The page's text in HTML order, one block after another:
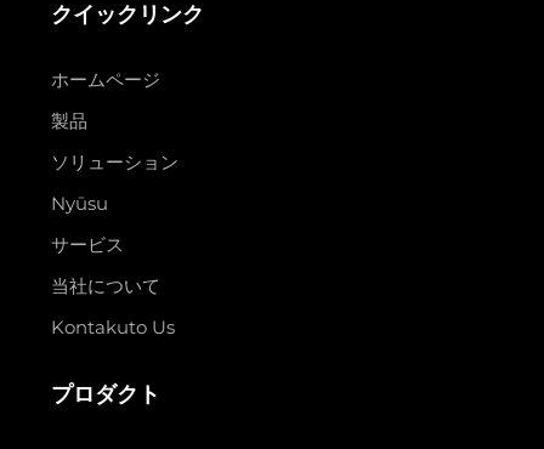
クイックリンク
ホームページ
製品
ソリューション
Nyūsu
サービス
当社について
Kontakuto Us
プロダクト